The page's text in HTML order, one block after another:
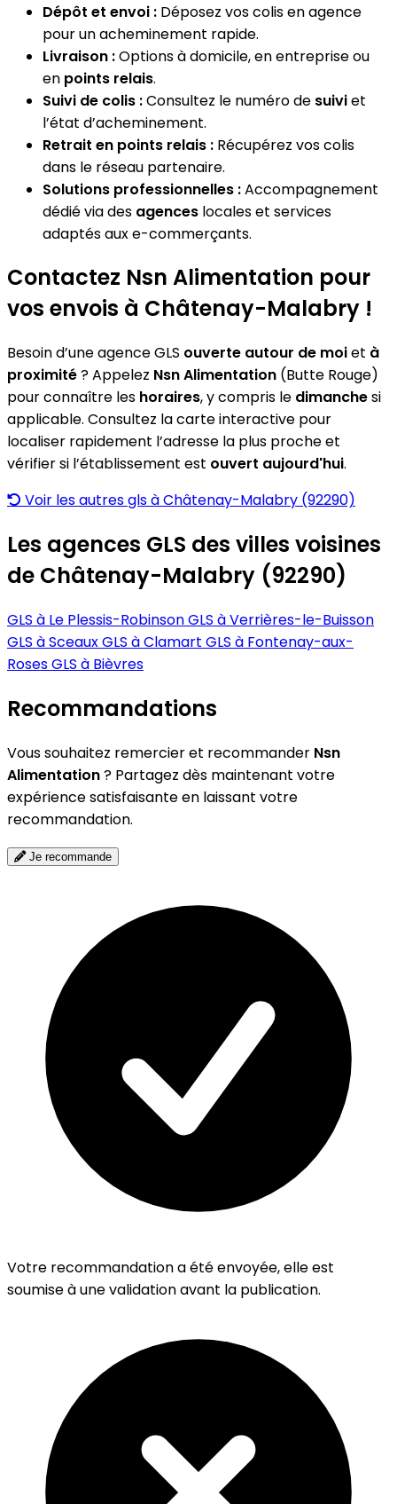
Dépôt et envoi : Déposez vos colis en agence
pour un acheminement rapide.
Livraison :Options à domicile, en entreprise ou
en points relais.
Suivi de colis :Consultez le numéro de suiviet
l’état d’acheminement.
Retrait en points relais : Récupérez vos colis
dans le réseau partenaire.
Solutions professionnelles :Accompagnement
dédié via des agences locales et services
adaptés aux e-commerçants.
Contactez Nsn Alimentation pour
vos envois à Châtenay-Malabry !
Besoin d’une agence GLS ouverte autour de moiet à
proximité? Appelez Nsn Alimentation (Butte Rouge)
pour connaître les horaires, y compris le dimanchesi
applicable. Consultez la carte interactive pour
localiser rapidement l’adresse la plus proche et
vérifier si l’établissement est ouvert aujourd'hui.
Voir les autres gls à Châtenay-Malabry (92290)
Les agences GLS des villes voisines
de Châtenay-Malabry (92290)
GLS à Le Plessis-RobinsonGLS à Verrières-le-Buisson
GLS à SceauxGLS à Clamart GLS à Fontenay-aux-
RosesGLS à Bièvres
Recommandations
Vous souhaitez remercier et recommander Nsn
Alimentation? Partagez dès maintenant votre
expérience satisfaisante en laissant votre
recommandation.
Je recommande
Votre recommandation a été envoyée, elle est
soumise à une validation avant la publication.